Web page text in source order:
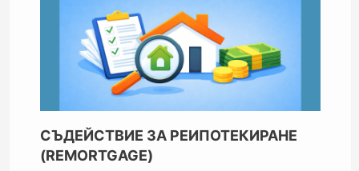
СЪДЕЙСТВИЕ ЗА РЕИПОТЕКИРАНЕ
(REMORTGAGE)